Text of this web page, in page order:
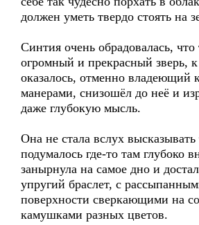
должен уметь твердо стоять на
Синтия очень обрадовалась, что
огромный и прекрасный зверь,
оказалось, отменно владеющий
манерами, снизошёл до неё и
даже глубокую мысль.
Она не стала вслух
подумалось где-то там глубоко
занырнула на самое дно и
упругий браслет, с
поверхности сверкающими на
камушками разных цветов.